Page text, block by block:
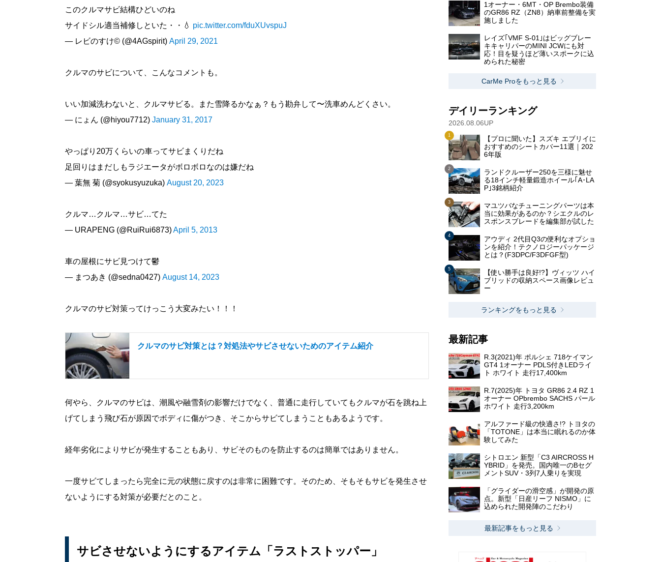
このクルマサビ結構ひどいのね
サイドシル適当補修しといた・・💧 pic.twitter.com/fduXUvspuJ
— レビのすけ©︎ (@4AGspirit) April 29, 2021
クルマのサビについて、こんなコメントも。
いい加減洗わないと、クルマサビる。また雪降るかなぁ？もう勘弁して〜洗車めんどくさい。
— にょん (@hiyou7712) January 31, 2017
やっぱり20万くらいの車ってサビまくりだね
足回りはまだしもラジエータがボロボロなのは嫌だね
— 葉無 菊 (@syokusyuzuka) August 20, 2023
クルマ…クルマ…サビ…てた
— URAPENG (@RuiRui6873)April 5, 2013
車の屋根にサビ見つけて鬱
— まつあき (@sedna0427) August 14, 2023
クルマのサビ対策ってけっこう大変みたい！！！
クルマのサビ対策とは？対処法やサビさせないためのアイテム紹介
何やら、クルマのサビは、潮風や融雪剤の影響だけでなく、普通に走行していてもクルマが石を跳ね上
げてしまう飛び石が原因でボディに傷がつき、そこからサビてしまうこともあるようです。
経年劣化によりサビが発生することもあり、サビそのものを防止するのは簡単ではありません。
一度サビてしまったら完全に元の状態に戻すのは非常に困難です。そのため、そもそもサビを発生させ
ないようにする対策が必要だとのこと。
サビさせないようにするアイテム「ラストストッパー」
1オーナー・6MT・OP Brembo装備
のGR86 RZ（ZN8）納車前整備を実
施しました
レイズ｢VMF S-01｣はビッグブレー
キキャリパーのMINI JCWにも対
応！目を疑うほど薄いスポークに込
められた秘密
CarMe Proをもっと見る
デイリーランキング
2026.08.06UP
【プロに聞いた】スズキ エブリイに
おすすめのシートカバー11選｜202
6年版
ランドクルーザー250を三様に魅せ
る18インチ軽量鍛造ホイール｢A･LA
P｣3銘柄紹介
マユツバなチューニングパーツは本
当に効果があるのか？シエクルのレ
スポンスブレードを編集部が試した
アウディ 2代目Q3の便利なオプショ
ンを紹介！テクノロジーパッケージ
とは？(F3DPC/F3DFGF型)
【使い勝手は良好!?】ヴィッツ ハイ
ブリッドの収納スペース画像レビュ
ー
ランキングをもっと見る
最新記事
R.3(2021)年 ポルシェ 718ケイマン
GT4 1オーナー PDLS付きLEDライ
ト ホワイト 走行17,400km
R.7(2025)年 トヨタ GR86 2.4 RZ 1
オーナー OPbrembo SACHS パール
ホワイト 走行3,200km
アルファード級の快適さ!? トヨタの
「TOTONE」は本当に眠れるのか体
験してみた
シトロエン 新型「C3 AIRCROSS H
YBRID」を発売。国内唯一のBセグ
メントSUV・3列7人乗りを実現
「グライダーの滑空感」が開発の原
点。新型「日産リーフ NISMO」に
込められた開発陣のこだわり
最新記事をもっと見る